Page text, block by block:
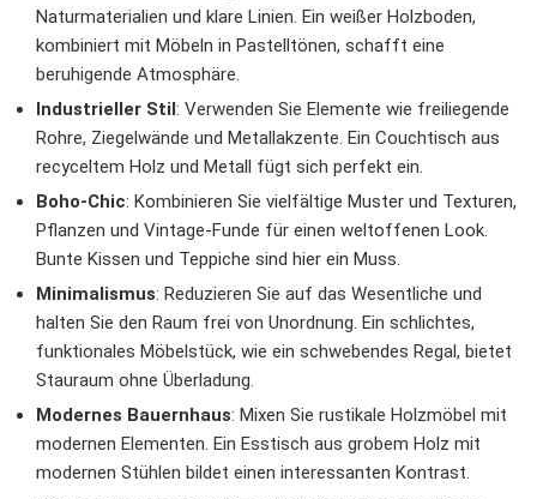
Naturmaterialien und klare Linien. Ein weißer Holzboden,
kombiniert mit Möbeln in Pastelltönen, schafft eine
beruhigende Atmosphäre.
Industrieller Stil: Verwenden Sie Elemente wie freiliegende
Rohre, Ziegelwände und Metallakzente. Ein Couchtisch aus
recyceltem Holz und Metall fügt sich perfekt ein.
Boho-Chic: Kombinieren Sie vielfältige Muster und Texturen,
Pflanzen und Vintage-Funde für einen weltoffenen Look.
Bunte Kissen und Teppiche sind hier ein Muss.
Minimalismus: Reduzieren Sie auf das Wesentliche und
halten Sie den Raum frei von Unordnung. Ein schlichtes,
funktionales Möbelstück, wie ein schwebendes Regal, bietet
Stauraum ohne Überladung.
Modernes Bauernhaus: Mixen Sie rustikale Holzmöbel mit
modernen Elementen. Ein Esstisch aus grobem Holz mit
modernen Stühlen bildet einen interessanten Kontrast.